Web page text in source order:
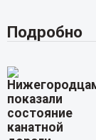
Подробно